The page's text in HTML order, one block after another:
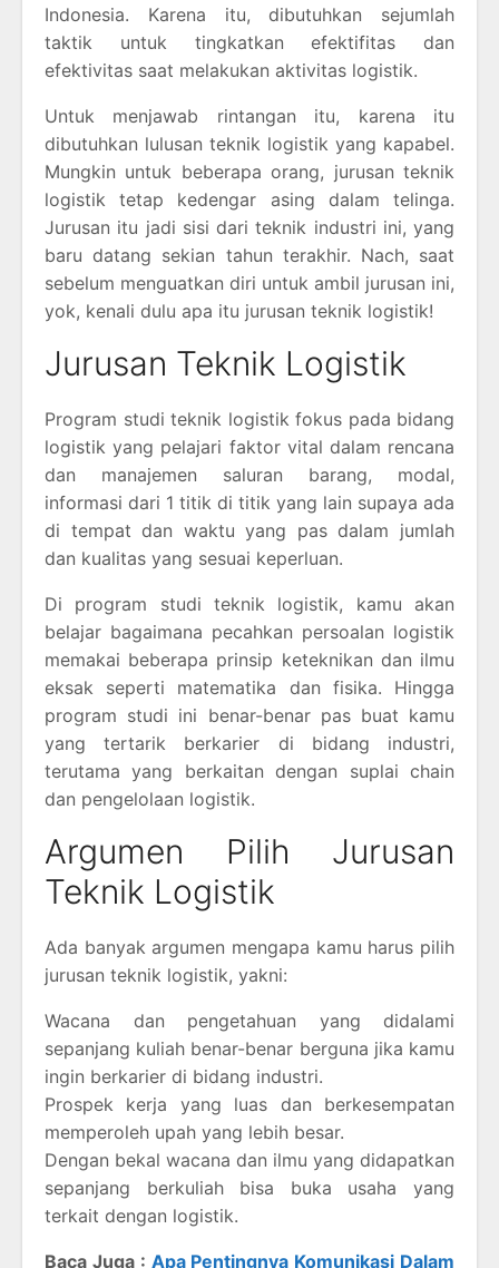
Indonesia. Karena itu, dibutuhkan sejumlah
taktik untuk tingkatkan efektifitas dan
efektivitas saat melakukan aktivitas logistik.
Untuk menjawab rintangan itu, karena itu
dibutuhkan lulusan teknik logistik yang kapabel.
Mungkin untuk beberapa orang, jurusan teknik
logistik tetap kedengar asing dalam telinga.
Jurusan itu jadi sisi dari teknik industri ini, yang
baru datang sekian tahun terakhir. Nach, saat
sebelum menguatkan diri untuk ambil jurusan ini,
yok, kenali dulu apa itu jurusan teknik logistik!
Jurusan Teknik Logistik
Program studi teknik logistik fokus pada bidang
logistik yang pelajari faktor vital dalam rencana
dan manajemen saluran barang, modal,
informasi dari 1 titik di titik yang lain supaya ada
di tempat dan waktu yang pas dalam jumlah
dan kualitas yang sesuai keperluan.
Di program studi teknik logistik, kamu akan
belajar bagaimana pecahkan persoalan logistik
memakai beberapa prinsip keteknikan dan ilmu
eksak seperti matematika dan fisika. Hingga
program studi ini benar-benar pas buat kamu
yang tertarik berkarier di bidang industri,
terutama yang berkaitan dengan suplai chain
dan pengelolaan logistik.
Argumen Pilih Jurusan
Teknik Logistik
Ada banyak argumen mengapa kamu harus pilih
jurusan teknik logistik, yakni:
Wacana dan pengetahuan yang didalami
sepanjang kuliah benar-benar berguna jika kamu
ingin berkarier di bidang industri.
Prospek kerja yang luas dan berkesempatan
memperoleh upah yang lebih besar.
Dengan bekal wacana dan ilmu yang didapatkan
sepanjang berkuliah bisa buka usaha yang
terkait dengan logistik.
Baca Juga : Apa Pentingnya Komunikasi Dalam